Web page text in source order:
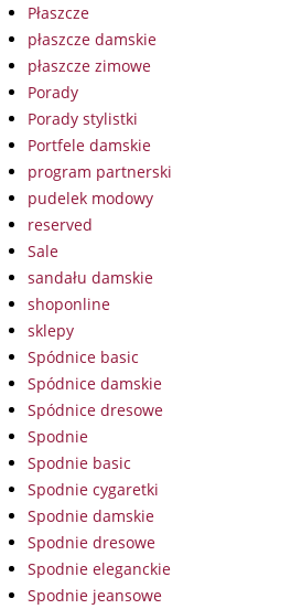
Płaszcze
płaszcze damskie
płaszcze zimowe
Porady
Porady stylistki
Portfele damskie
program partnerski
pudelek modowy
reserved
Sale
sandału damskie
shoponline
sklepy
Spódnice basic
Spódnice damskie
Spódnice dresowe
Spodnie
Spodnie basic
Spodnie cygaretki
Spodnie damskie
Spodnie dresowe
Spodnie eleganckie
Spodnie jeansowe